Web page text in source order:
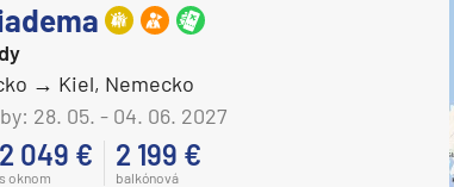
Kiel, Nemecko
28. 05. - 04. 06. 2027
2 049 €
s oknom
2 199 €
balkónová